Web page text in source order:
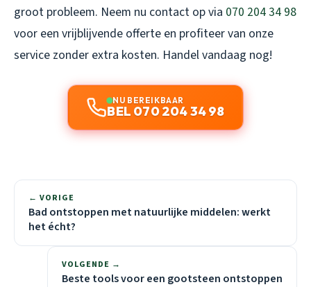
groot probleem. Neem nu contact op via 070 204 34 98
voor een vrijblijvende offerte en profiteer van onze
service zonder extra kosten. Handel vandaag nog!
NU BEREIKBAAR
BEL 070 204 34 98
← VORIGE
Bad ontstoppen met natuurlijke middelen: werkt
het écht?
VOLGENDE →
Beste tools voor een gootsteen ontstoppen